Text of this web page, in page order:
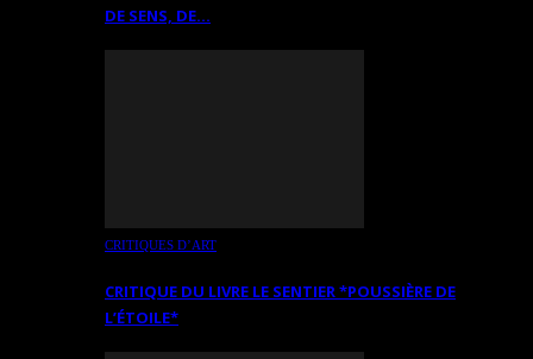
DE SENS, DE…
CRITIQUES D’ART
CRITIQUE DU LIVRE LE SENTIER *POUSSIÈRE DE
L’ÉTOILE*